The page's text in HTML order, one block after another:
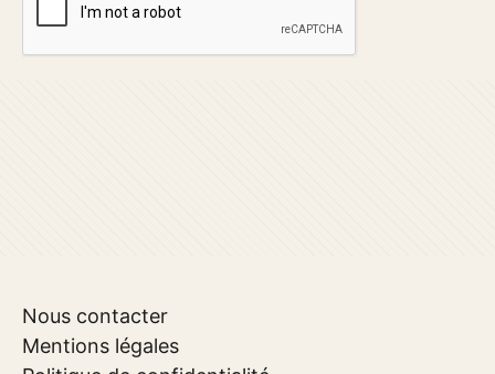
Nous contacter
Mentions légales